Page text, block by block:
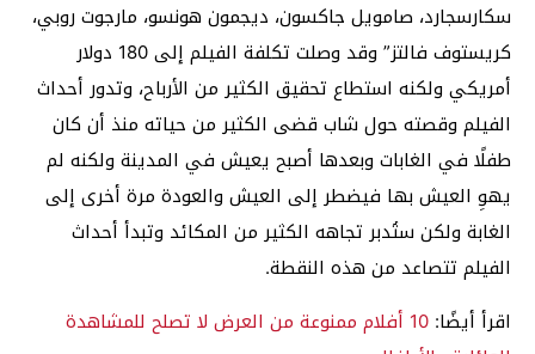
سكارسجارد، صامويل جاكسون، ديجمون هونسو، مارجوت روبي،
كريستوف فالتز” وقد وصلت تكلفة الفيلم إلى 180 دولار
أمريكي ولكنه استطاع تحقيق الكثير من الأرباح، وتدور أحداث
الفيلم وقصته حول شاب قضى الكثير من حياته منذ أن كان
طفلًا في الغابات وبعدها أصبح يعيش في المدينة ولكنه لم
يهوِ العيش بها فيضطر إلى العيش والعودة مرة أخرى إلى
الغابة ولكن ستُدبر تجاهه الكثير من المكائد وتبدأ أحداث
الفيلم تتصاعد من هذه النقطة.
اقرأ أيضًا:
10 أفلام ممنوعة من العرض لا تصلح للمشاهدة